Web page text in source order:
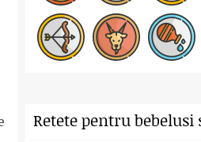
Retete pentru bebelusi